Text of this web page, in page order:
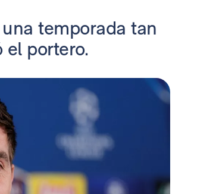
temporada tan
el portero.